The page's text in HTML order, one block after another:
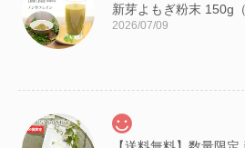
新芽よもぎ粉末 150g
2026/07/09